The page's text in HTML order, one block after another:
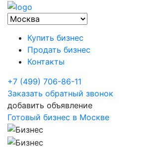
Купить бизнес
Продать бизнес
Контакты
+7 (499) 706-86-11
Заказать обратный звонок
добавить объявление
Готовый бизнес в Москве